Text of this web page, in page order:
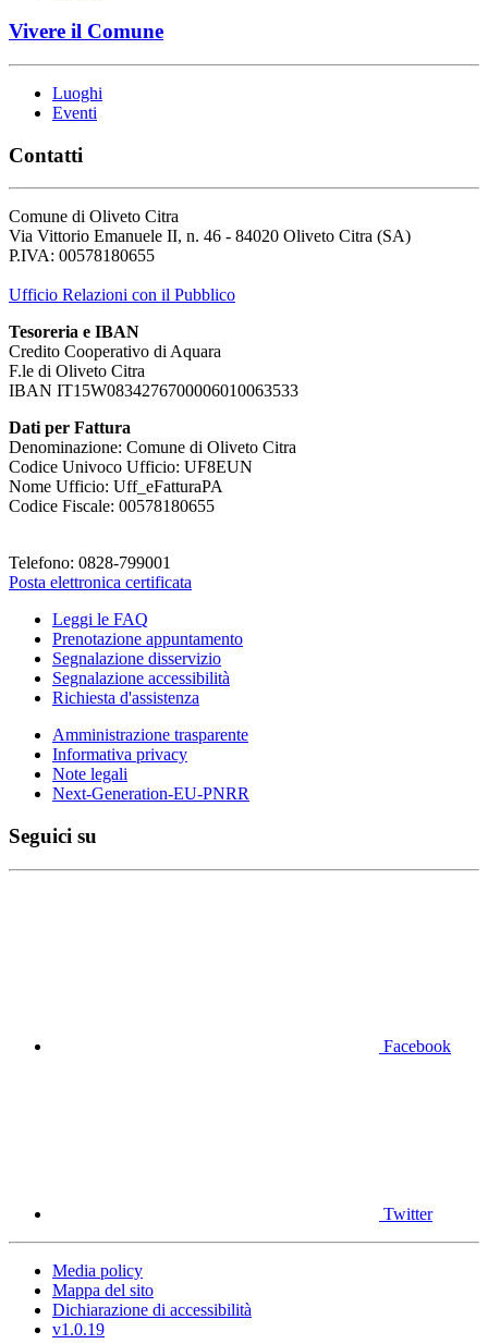
Vivere il Comune
Luoghi
Eventi
Contatti
Comune di Oliveto Citra
Via Vittorio Emanuele II, n. 46 - 84020 Oliveto Citra (SA)
P.IVA: 00578180655
Ufficio Relazioni con il Pubblico
Tesoreria e IBAN
Credito Cooperativo di Aquara
F.le di Oliveto Citra
IBAN IT15W0834276700006010063533
Dati per Fattura
Denominazione: Comune di Oliveto Citra
Codice Univoco Ufficio: UF8EUN
Nome Ufficio: Uff_eFatturaPA
Codice Fiscale: 00578180655
Telefono: 0828-799001
Posta elettronica certificata
Leggi le FAQ
Prenotazione appuntamento
Segnalazione disservizio
Segnalazione accessibilità
Richiesta d'assistenza
Amministrazione trasparente
Informativa privacy
Note legali
Next-Generation-EU-PNRR
Seguici su
Facebook
Twitter
Media policy
Mappa del sito
Dichiarazione di accessibilità
v1.0.19